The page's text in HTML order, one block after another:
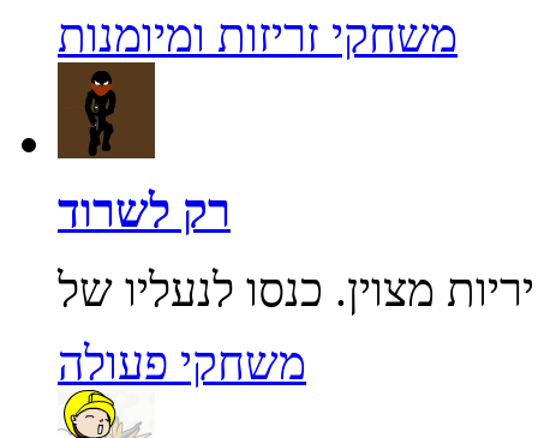
משחקי זריזות ומיומנות
רק לשרוד
משחקי פעולה